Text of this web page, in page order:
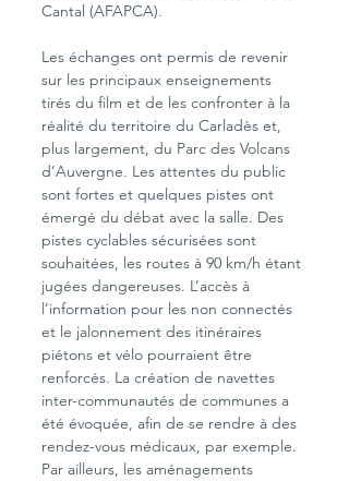
Cantal (AFAPCA).
Les échanges ont permis de revenir
sur les principaux enseignements
tirés du film et de les confronter à la
réalité du territoire du Carladès et,
plus largement, du Parc des Volcans
d’Auvergne. Les attentes du public
sont fortes et quelques pistes ont
émergé du débat avec la salle. Des
pistes cyclables sécurisées sont
souhaitées, les routes à 90 km/h étant
jugées dangereuses. L’accès à
l’information pour les non connectés
et le jalonnement des itinéraires
piétons et vélo pourraient être
renforcés. La création de navettes
inter-communautés de communes a
été évoquée, afin de se rendre à des
rendez-vous médicaux, par exemple.
Par ailleurs, les aménagements